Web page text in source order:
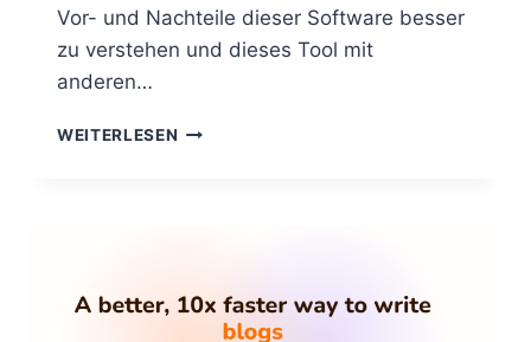
Vor- und Nachteile dieser Software besser
zu verstehen und dieses Tool mit
anderen…
WEITERLESEN CREAITOR.AI